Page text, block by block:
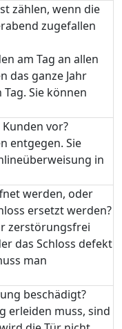
zählen, wenn die
zugefallen
am Tag an allen
das ganze Jahr
Sie können
vor?
entgegen. Sie
in
werden, oder
ersetzt werden?
zerstörungsfrei
das Schloss defekt
man
beschädigt?
erleiden muss, sind